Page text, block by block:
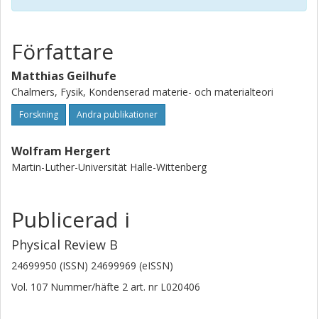
Författare
Matthias Geilhufe
Chalmers, Fysik, Kondenserad materie- och materialteori
Forskning Andra publikationer
Wolfram Hergert
Martin-Luther-Universität Halle-Wittenberg
Publicerad i
Physical Review B
24699950 (ISSN) 24699969 (eISSN)
Vol. 107 Nummer/häfte 2 art. nr L020406